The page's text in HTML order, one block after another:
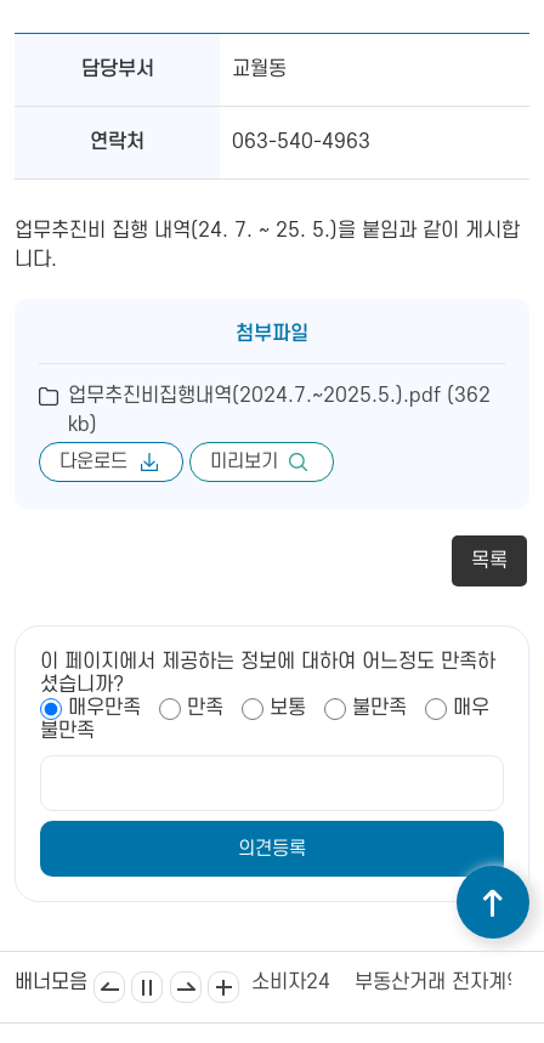
담당부서 교월동
연락처 063-540-4963
업무추진비 집행 내역(24. 7. ~ 25. 5.)을 붙임과 같이 게시합
니다.
첨부파일
업무추진비집행내역(2024.7.~2025.5.).pdf (362
kb)
다운로드
미리보기
목록
이 페이지에서 제공하는 정보에 대하여 어느정도 만족하
셨습니까?
매우만족
만족 보통 불만족
매우
불만족
배너모음
상공회의소 김제시의회 소비자24 부동산거래 전자계약